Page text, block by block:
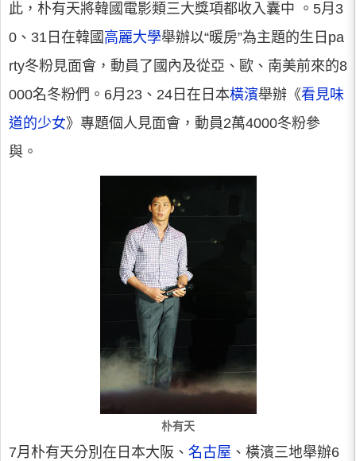
此，朴有天將韓國電影類三大獎項都收入囊中 。5月3
0、31日在韓國 高麗大學舉辦以“暖房”為主題的生日pa
rty冬粉見面會，動員了國內及從亞、歐、南美前來的8
000名冬粉們。6月23、24日在日本橫濱舉辦《看見味
道的少女》專題個人見面會，動員2萬4000冬粉參
與。
朴有天
7月朴有天分別在日本大阪、 名古屋 、橫濱三地舉辦6